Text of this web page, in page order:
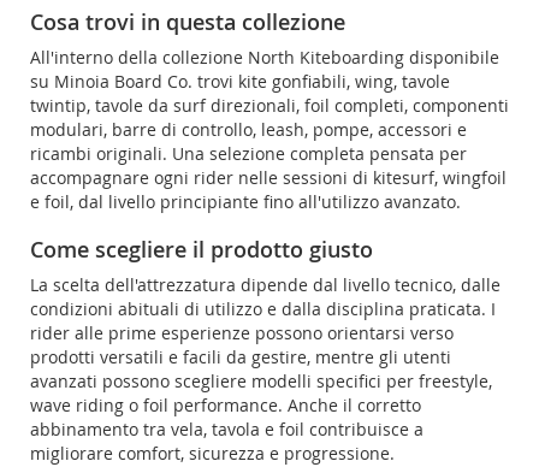
Cosa trovi in questa collezione
All'interno della collezione North Kiteboarding disponibile
su Minoia Board Co. trovi kite gonfiabili, wing, tavole
twintip, tavole da surf direzionali, foil completi, componenti
modulari, barre di controllo, leash, pompe, accessori e
ricambi originali. Una selezione completa pensata per
accompagnare ogni rider nelle sessioni di kitesurf, wingfoil
e foil, dal livello principiante fino all'utilizzo avanzato.
Come scegliere il prodotto giusto
La scelta dell'attrezzatura dipende dal livello tecnico, dalle
condizioni abituali di utilizzo e dalla disciplina praticata. I
rider alle prime esperienze possono orientarsi verso
prodotti versatili e facili da gestire, mentre gli utenti
avanzati possono scegliere modelli specifici per freestyle,
wave riding o foil performance. Anche il corretto
abbinamento tra vela, tavola e foil contribuisce a
migliorare comfort, sicurezza e progressione.